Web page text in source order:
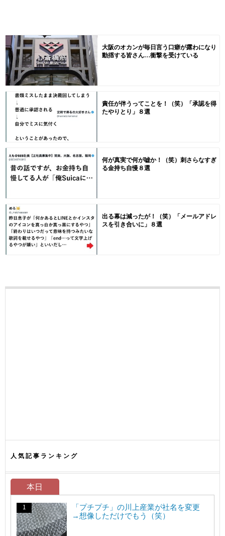
大阪のオカンが毎日言う口癖が露わになり
動揺する皆さん…衝撃を受けている
責任が伴うってことを！（笑）「承認を得
たやりとり」８選
何が真実で何が嘘か！（笑）刺さらなすぎ
る金持ち自慢８選
出る幕は減ったが！（笑）「メールアドレ
スを引き合いに」８選
人気記事ランキング
本日
「プチプチ」の川上産業が社名を変更
→想像しただけでもう（笑）